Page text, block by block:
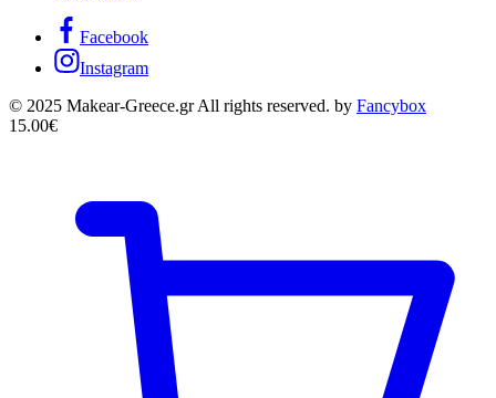
Facebook
Instagram
© 2025 Makear-Greece.gr All rights reserved. by Fancybox
15.00€